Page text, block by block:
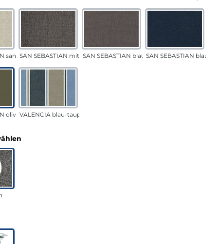
sandSAN SEBASTIAN mittelgrauSAN SEBASTIAN blau-sandSAN SEBASTIAN blau
oliv VALENCIA blau-taupe